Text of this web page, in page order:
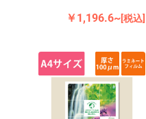
￥1,196.6~[税込]